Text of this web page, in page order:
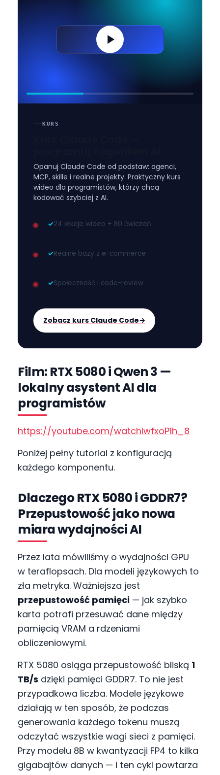
KURS
Opanuj Claude Code od podstaw: agenci,
MCP, skille i realne projekty. Praktyczny kurs
wideo dla programistów, którzy chcą
kodować szybciej z AI.
✓24 lekcje wideo + 80 ćwiczeń
✓Realne bazy z e-commerce
✓Społeczność i code-review
Zobacz kurs Claude Code→
Film: RTX 5080 i Qwen 3 —
lokalny asystent AI dla
programistów
https://youtube.com/watchlwfxoP1h_8
Poniżej pełny tutorial z konfiguracją
każdego komponentu.
Dlaczego RTX 5080 i GDDR7?
Przepustowość jako nowa
miara wydajności AI
Przez lata mówiliśmy o wydajności GPU
w teraflopsach. Dla modeli językowych to
zła metryka. Ważniejsza jest
przepustowość pamięci — jak szybko
karta potrafi przesuwać dane między
pamięcią VRAM a rdzeniami
obliczeniowymi.
RTX 5080 osiąga przepustowość bliską 1
TB/s dzięki pamięci GDDR7. To nie jest
przypadkowa liczba. Modele językowe
działają w ten sposób, że podczas
generowania każdego tokenu muszą
odczytać wszystkie wagi sieci z pamięci.
Przy modelu 8B w kwantyzacji FP4 to kilka
gigabajtów danych — i ten cykl powtarza